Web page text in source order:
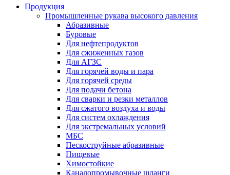
Продукция
Промышленные рукава высокого давления
Абразивные
Буровые
Для нефтепродуктов
Для сжиженных газов
Для АГЗС
Для горячей воды и пара
Для горячей среды
Для подачи бетона
Для сварки и резки металлов
Для сжатого воздуха и воды
Для систем охлаждения
Для экстремальных условий
МБС
Пескоструйные абразивные
Пищевые
Химостойкие
Каналопромывочные шланги